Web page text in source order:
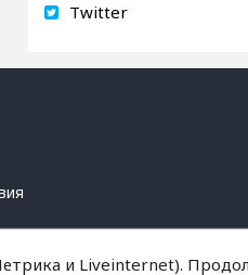
Twitter
и Liveinternet).